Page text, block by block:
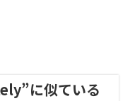
に似ている